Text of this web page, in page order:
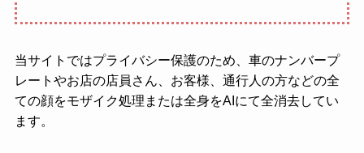
当サイトではプライバシー保護のため、車のナンバープ
レートやお店の店員さん、お客様、通行人の方などの全
ての顔をモザイク処理または全身をAIにて全消去してい
ます。